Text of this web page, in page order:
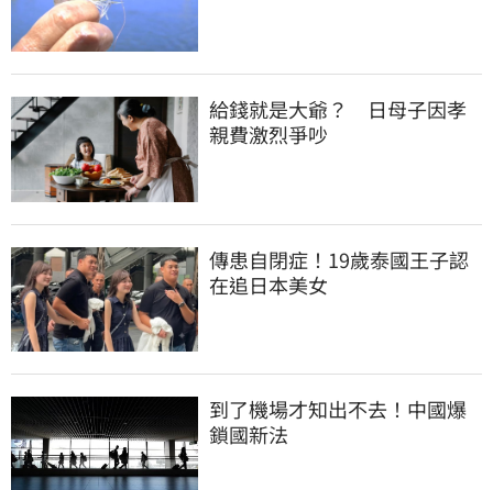
給錢就是大爺？　日母子因孝
親費激烈爭吵
傳患自閉症！19歲泰國王子認
在追日本美女
到了機場才知出不去！中國爆
鎖國新法